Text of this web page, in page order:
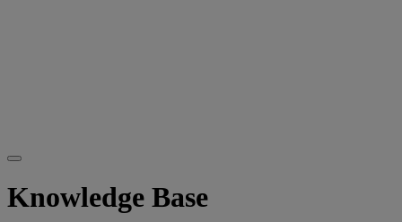
Knowledge Base